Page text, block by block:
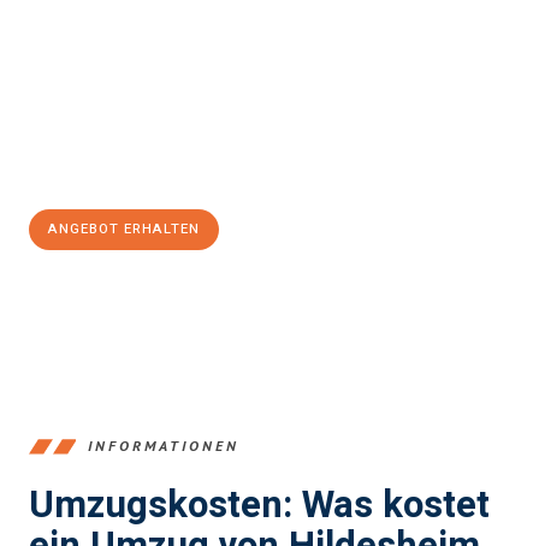
ANGEBOT ERHALTEN
INFORMATIONEN
Umzugskosten: Was kostet